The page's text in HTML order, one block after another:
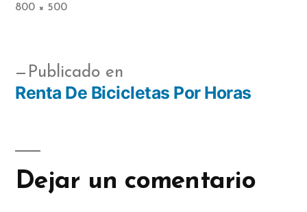
800 × 500
Publicado en
Renta De Bicicletas Por Horas
Dejar un comentario